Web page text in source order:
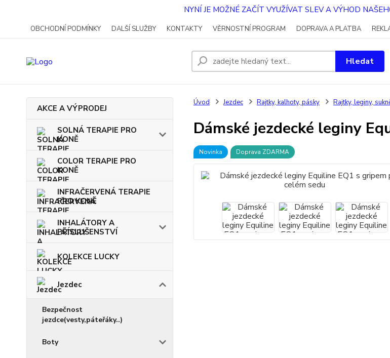
NYNÍ JE MOŽNÉ ZAČÍT VYUŽÍVAT SLEV A VÝHOD
OBCHODNÍ PODMÍNKY DALŠÍ SLUŽBY KONTAKTY VĚRNOSTNÍ PROGRAM DOPRAVA A PLATBA
Hledat
AKCE A VÝPRODEJ
SOLNÁ TERAPIE PRO
KONĚ
COLOR TERAPIE PRO
KONĚ
INFRAČERVENÁ TERAPIE
PRO KONĚ
INHALÁTORY A
PŘÍSLUŠENSTVÍ
KOLEKCE LUCKY
Jezdec
Bezpečnost
jezdce(vesty,páteřáky..)
Boty
Úvod Jezdec Rajtky, kalhoty, pásky Rajtky, leginy,
Dámské jezdecké leginy
Novinka Doprava ZDARMA